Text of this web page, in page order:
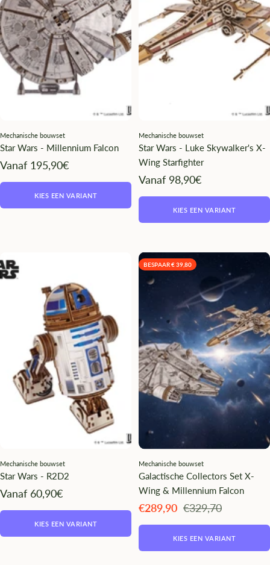
Mechanische bouwset
Star Wars - Millennium Falcon
Angebotspreis
Vanaf 195,90€
KIES EEN VARIANT
Mechanische bouwset
Star Wars - Luke Skywalker's X-
Wing Starfighter
Angebotspreis
Vanaf 98,90€
KIES EEN VARIANT
Mechanische bouwset
Star Wars - R2D2
Angebotspreis
Vanaf 60,90€
KIES EEN VARIANT
BESPAAR € 39,80
Mechanische bouwset
Galactische Collectors Set X-
Wing & Millennium Falcon
Angebotspreis
€289,90 Regulärer
€329,70
KIES EEN VARIANT